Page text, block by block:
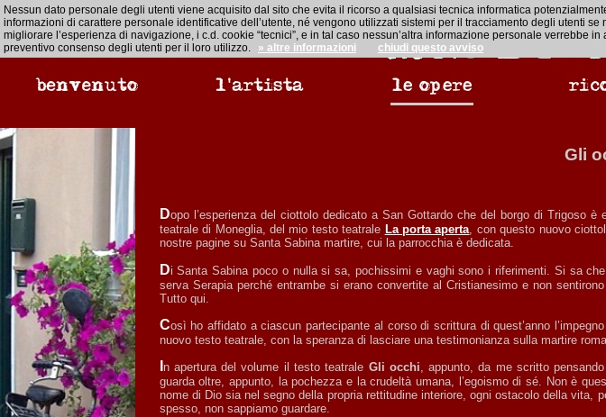
Gli
Dopo l’esperienza del ciottolo dedicato a San Gottardo che del borgo di Trigoso è emblema da sempre, con la rappresentazione in scena, a cura di Maria Grazia Rebuzzi e del Gruppo artistico
teatrale di Moneglia, del mio testo teatrale La porta aperta, con questo nuovo
nostre pagine su Santa Sabina martire, cui la parrocchia è dedicata.
Di Santa Sabina poco o nulla si sa, pochissimi e vaghi sono i riferimenti. Si sa che fu una patrizia romana, sposata a un potente senatore, Valentino, e si sa che fu decapitata assieme alla sua
serva Serapia perché entrambe si erano convertite al Cristianesimo e non
Tutto qui.
Così ho affidato a ciascun partecipante al corso di scrittura di quest’anno l’impegno di scrivere liberamente su Santa Sabina, ricerche, racconti, testi di varia ispirazione, aggiungendo questo mio
nuovo testo teatrale, con la speranza di lasciare una testimonianza sulla martire
In apertura del volume il testo teatrale Gli occhi, appunto, da me scritto
guarda oltre, appunto, la pochezza e la crudeltà umana, l’egoismo di sé. Non è
nome di Dio sia nel segno della propria rettitudine interiore, ogni ostacolo della
spesso, non sappiamo guardare.
Nessun dato personale degli utenti viene acquisito dal sito che evita il ricorso a qualsiasi tecnica informatica
informazioni di carattere personale identificative dell’utente, né vengono utilizzati sistemi per il tracciamento degli utenti
migliorare l’esperienza di navigazione, i c.d. cookie “tecnici”, e in tal caso nessun’altra informazione personale verrebbe
preventivo consenso degli utenti per il loro utilizzo.
» altre informazioni chiudi questo avviso